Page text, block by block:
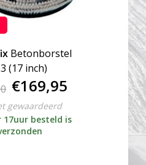
Betonborstel
(17 inch)
€169,95
gewaardeerd
17uur besteld is